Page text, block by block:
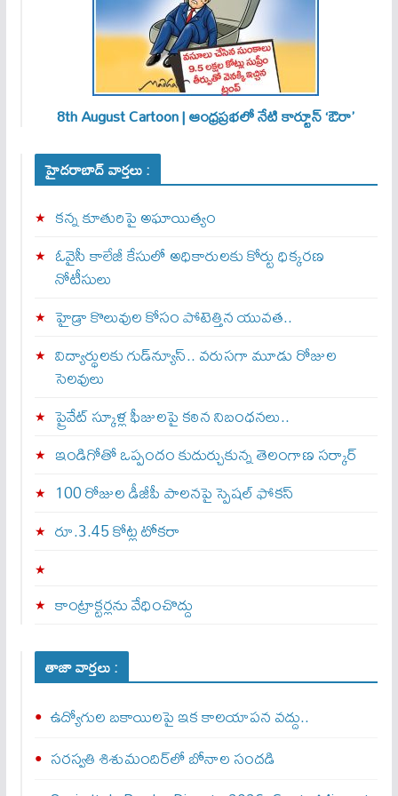
8th August Cartoon | ఆంధ్రప్రభలో నేటి కార్టూన్ ‘ఔరా’
హైదరాబాద్ వార్తలు :
కన్న కూతురిపై అఘాయిత్యం
ఓవైసీ కాలేజీ కేసులో అధికారులకు కోర్టు ధిక్కరణ
నోటీసులు
హైడ్రా కొలువుల కోసం పోటెత్తిన యువత..
విద్యార్థులకు గుడ్‌న్యూస్.. వరుసగా మూడు రోజుల
సెలవులు
ప్రైవేట్ స్కూళ్ల ఫీజులపై కఠిన నిబంధనలు..
ఇండిగోతో ఒప్పందం కుదుర్చుకున్న తెలంగాణ స‌ర్కార్
100 రోజుల డీజీపీ పాలనపై స్పెషల్ ఫోకస్
రూ.3.45 కోట్ల టోకరా
కాంట్రాక్టర్లను వేధించొద్దు
తాజా వార్తలు :
ఉద్యోగుల బకాయిలపై ఇక కాలయాపన వద్దు..
సరస్వతి శిశుమందిర్‌లో బోనాల సందడి